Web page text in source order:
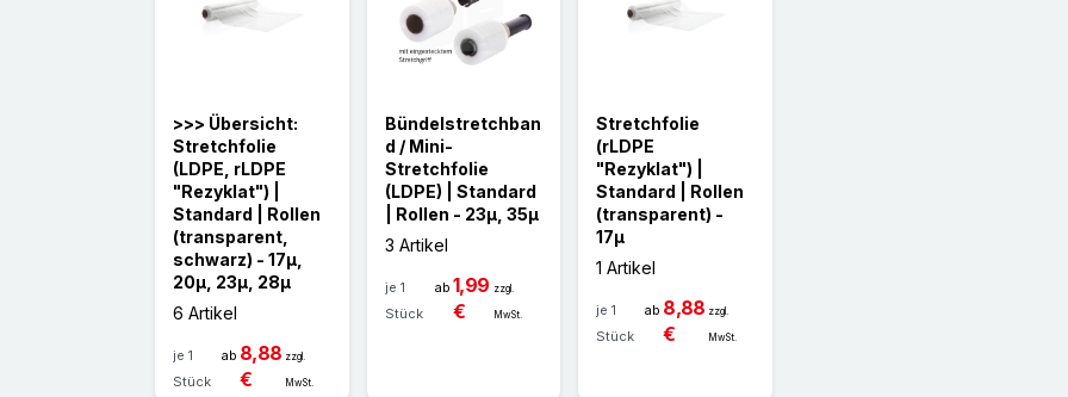
>>> Übersicht:
Stretchfolie
(LDPE, rLDPE
"Rezyklat") |
Standard | Rollen
(transparent,
schwarz) - 17µ,
20µ, 23µ, 28µ
6 Artikel
je 1
Stück
ab 8,88
€
zzgl.
MwSt.
Bündelstretchban
d / Mini-
Stretchfolie
(LDPE) | Standard
| Rollen - 23µ, 35µ
3 Artikel
je 1
Stück
ab 1,99
€
zzgl.
MwSt.
Stretchfolie
(rLDPE
"Rezyklat") |
Standard | Rollen
(transparent) -
17µ
1 Artikel
je 1
Stück
ab 8,88
€
zzgl.
MwSt.